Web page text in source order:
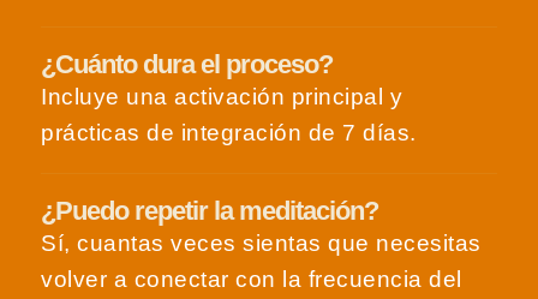
¿Cuánto dura el proceso?
Incluye una activación principal y
prácticas de integración de 7 días.
¿Puedo repetir la meditación?
Sí, cuantas veces sientas que necesitas
volver a conectar con la frecuencia del